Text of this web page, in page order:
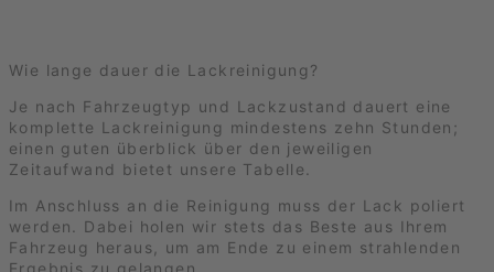
Wie lange dauer die Lackreinigung?
Je nach Fahrzeugtyp und Lackzustand dauert eine
komplette Lackreinigung mindestens zehn Stunden;
einen guten überblick über den jeweiligen
Zeitaufwand bietet unsere Tabelle.
Im Anschluss an die Reinigung muss der Lack poliert
werden. Dabei holen wir stets das Beste aus Ihrem
Fahrzeug heraus, um am Ende zu einem strahlenden
Ergebnis zu gelangen.